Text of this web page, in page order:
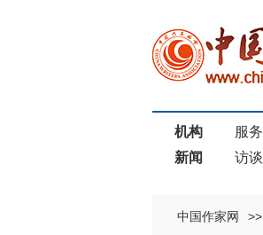
机构 服务
新闻
访谈
中国作家网 >>